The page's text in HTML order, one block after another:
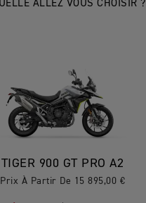
ALLEZ VOUS CHOISIR ?
TIGER 900 GT PRO A2
Prix À Partir De 15 895,00 €